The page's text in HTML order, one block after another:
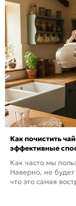
Как почистить
эффективные
Как часто мы
Наверно, не
что это самая